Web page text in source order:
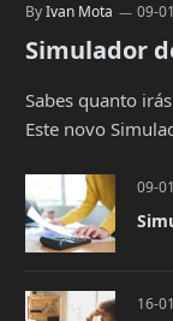
ByIvan Mota 09-
Simulador
Sabes quanto
Este novo
09-
16-